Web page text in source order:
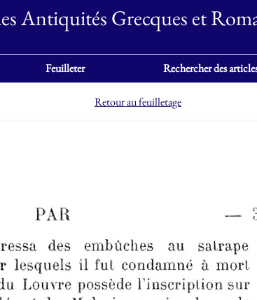
Antiquités Grecques et
Feuilleter Rechercher des
Retour au feuilletage